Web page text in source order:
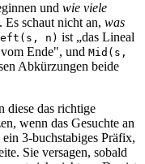
und wie viele
Es schaut nicht an, was
n) ist „das Lineal
Ende", und Mid(s,
Abkürzungen beide
diese das richtige
wenn das Gesuchte an
3-buchstabiges Präfix,
Sie versagen, sobald